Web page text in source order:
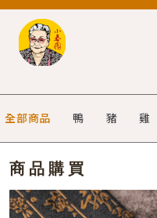
全部商品 鴨 豬 雞
商品購買